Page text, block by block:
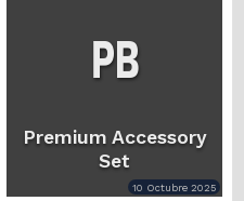
Premium Accessory
Set
10 Octubre 2025